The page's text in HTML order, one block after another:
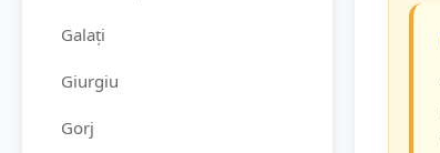
Galați
Giurgiu
Gorj